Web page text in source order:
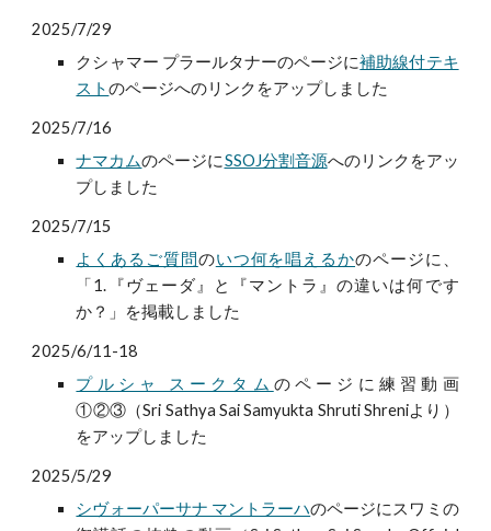
2025/7/29
クシャマー プラールタナーのページに補助線付テキ
ストのページへのリンクをアップしました
2025/7/16
ナマカムのページにSSOJ分割音源へのリンクをアッ
プしました
2025/7/15
よくあるご質問のいつ何を唱えるかのページに、
「1.『ヴェーダ』と『マントラ』の違いは何です
か？」 を掲載しました
2025/6/11-18
プルシャ スークタム のページに練習動画
①②③（Sri Sathya Sai Samyukta Shruti Shreniより）
をアップしました
2025/5/29
シヴォーパーサナ マントラーハのページにスワミの